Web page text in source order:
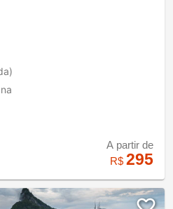
A partir de
R$ 295